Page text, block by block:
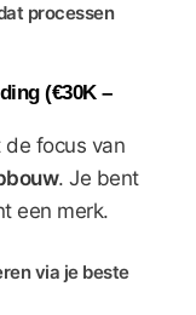
processen
(€30K –
focus van
. Je bent
een merk.
via je beste